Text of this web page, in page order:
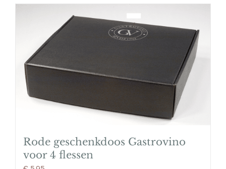
Rode geschenkdoos Gastrovino
voor 4 flessen